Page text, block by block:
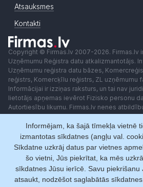
Atsauksmes
Kontakti
Copyright © Firmas.lv 2007-2026. Firmas.lv
Uzņēmumu Reģistra datu atkalizmantotājs.
Uzņēmumu reģistra datu bāzes,
reģistrs, Komercķīlu reģistrs, ZL uzņēmumu
Informācijai ir izziņas raksturs, un tai nav
lietotājs apņemas ievērot Fizisko personu
Autortiesību likumu. Firmas.lv nenes
lēmumiem, kas balstīti uz saņemto
izmantot jebkādas automatizētas sistēmas
piekļuvei sistēmai bez rakstiskas
redaktore: Ingūna Pempere.
Lietošanas noteikumi
Privātuma politika
Informējam, ka šajā tīmekļa vietnē
izmantotas sīkdatnes (angļu val.
Sīkdatne uzkrāj datus par vietnes
šo vietni, Jūs piekrītat, ka mēs
sīkdatnes Jūsu ierīcē. Savu piekrišanu
atsaukt, nodzēšot saglabātās sīkdatnes.